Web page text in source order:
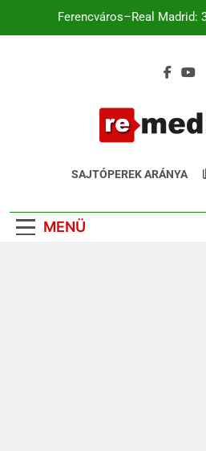
Ferencváros–Real Madrid:
chicagói edzésén? A szurkolók
Kerkez a kezdőben. Match4 TV
Ferencváros–Real Madrid:
chicagói edzésén? A szurkolók
Gyógyír Az
SAJTÓPEREK ARÁNYA
MENÜ